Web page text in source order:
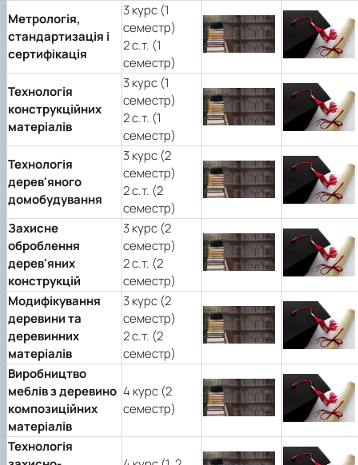
Метрологія,
стандартизація і
сертифікація
3 курс (1
семестр)
2 с.т. (1
семестр)
Технологія
конструкційних
матеріалів
3 курс (1
семестр)
2 с.т. (1
семестр)
Технологія
дерев'яного
домобудування
3 курс (2
семестр)
2 с.т. (2
семестр)
Захисне
оброблення
дерев'яних
конструкцій
3 курс (2
семестр)
2 с.т. (2
семестр)
Модифікування
деревини та
деревинних
матеріалів
3 курс (2
семестр)
2 с.т. (2
семестр)
Виробництво
меблів з деревино
композиційних
матеріалів
4 курс (2
семестр)
Технологія